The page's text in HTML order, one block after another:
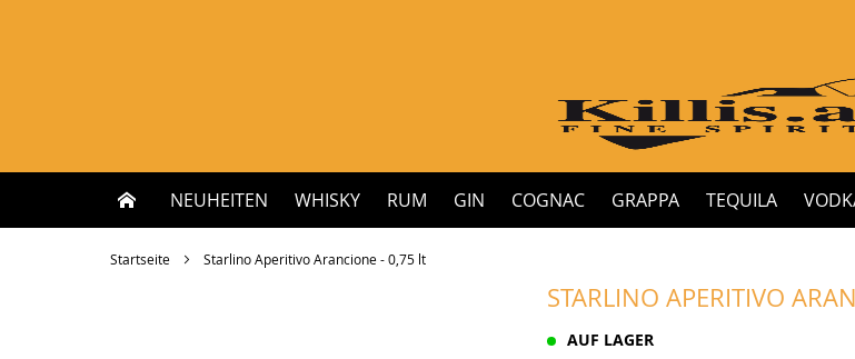
NEUHEITEN WHISKY RUM GIN COGNAC GRAPPA TEQUILA
Startseite Starlino Aperitivo Arancione - 0,75 lt
STARLINO APERITIVO
AUF LAGER